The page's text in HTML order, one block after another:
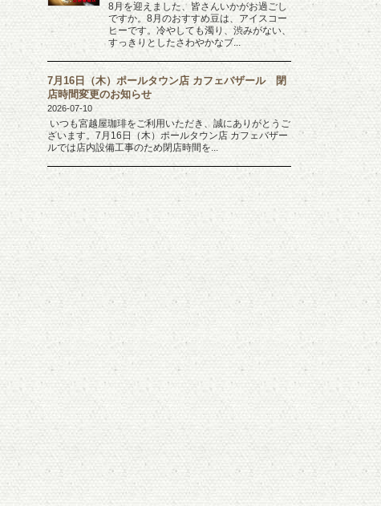
8月を迎えました、皆さんいかがお過ごし
ですか。8月のおすすめ豆は、アイスコー
ヒーです。冷やしても濁り、渋みがない、
すっきりとしたさわやかなブ...
7月16日（木）ポールタウン店 カフェバザール 閉
店時間変更のお知らせ
2026-07-10
いつも宮越屋珈琲をご利用いただき、誠にありがとうご
ざいます。7月16日（木）ポールタウン店 カフェバザー
ルでは店内設備工事のため閉店時間を...